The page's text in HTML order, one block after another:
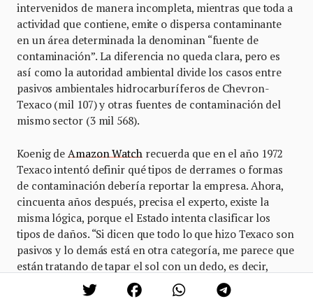
intervenidos de manera incompleta, mientras que toda a
actividad que contiene, emite o dispersa contaminante
en un área determinada la denominan “fuente de
contaminación”. La diferencia no queda clara, pero es
así como la autoridad ambiental divide los casos entre
pasivos ambientales hidrocarburíferos de Chevron-
Texaco (mil 107) y otras fuentes de contaminación del
mismo sector (3 mil 568).
Koenig deAmazon Watchrecuerda que en el año 1972
Texaco intentó definir qué tipos de derrames o formas
de contaminación debería reportar la empresa. Ahora,
cincuenta años después, precisa el experto, existe la
misma lógica, porque el Estado intenta clasificar los
tipos de daños. “Si dicen que todo lo que hizo Texaco son
pasivos y lo demás está en otra categoría, me parece que
están tratando de tapar el sol con un dedo, es decir,
intentando evitar su responsabilidad y culpabilidad legal
y criminal del hecho de que hoy en día siga ese tipo de